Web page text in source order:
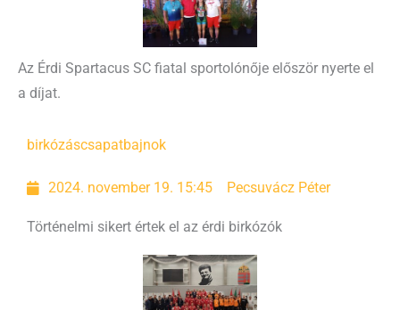
Az Érdi Spartacus SC fiatal sportolónője először nyerte el
a díjat.
birkózáscsapatbajnok
2024. november 19. 15:45 Pecsuvácz Péter
Történelmi sikert értek el az érdi birkózók